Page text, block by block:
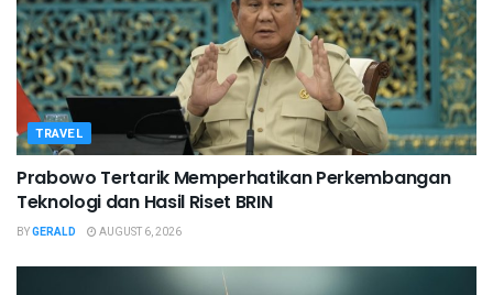
TRAVEL
Prabowo Tertarik Memperhatikan Perkembangan
Teknologi dan Hasil Riset BRIN
BYGERALD AUGUST 6, 2026